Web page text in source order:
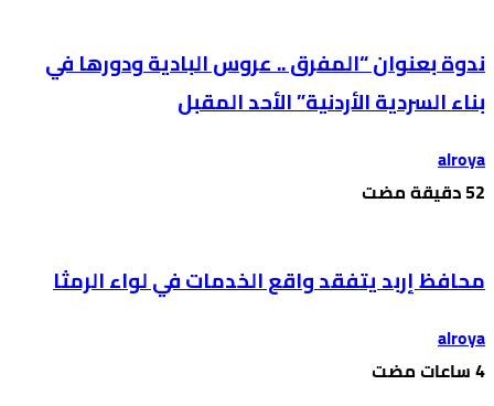
ندوة بعنوان “المفرق .. عروس البادية ودورها في
بناء السردية الأردنية” الأحد المقبل
alroya
محافظ إربد يتفقد واقع الخدمات في لواء الرمثا
alroya